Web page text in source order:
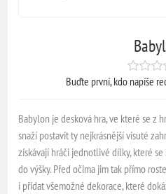
Buďte první, kdo napíše
Babylon je desková hra, ve které se z
snaží postavit ty nejkrásnější visuté
získávají hráči jednotlivé dílky, které
do výšky. Před očima jim tak přímo
i přidat všemožné dekorace, které